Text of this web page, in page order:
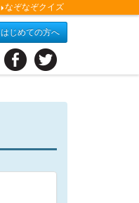
なぞなぞクイズ
はじめての方へ